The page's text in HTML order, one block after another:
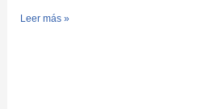
Leer más »